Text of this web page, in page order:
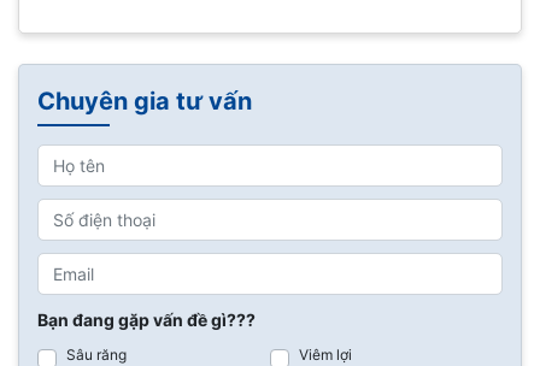
Chuyên gia tư vấn
Bạn đang gặp vấn đề gì???
Sâu răng
Viêm lợi